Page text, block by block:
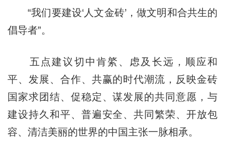
“我们要建设‘人文金砖’，做文明和合共生的
倡导者”。
五点建议切中肯綮、虑及长远，顺应和
平、发展、合作、共赢的时代潮流，反映金砖
国家求团结、促稳定、谋发展的共同意愿，与
建设持久和平、普遍安全、共同繁荣、开放包
容、清洁美丽的世界的中国主张一脉相承。